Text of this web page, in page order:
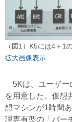
（図1）K5には4＋1
拡大画像表示
5Kは、ユーザー
を用意した。仮想
想マシンが1時間
理専有型の「バー